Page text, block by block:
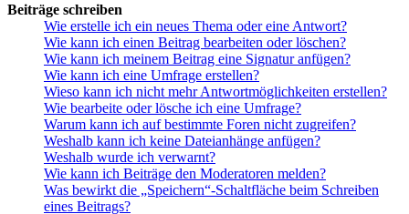
Beiträge schreiben
Wie erstelle ich ein neues Thema oder eine Antwort?
Wie kann ich einen Beitrag bearbeiten oder löschen?
Wie kann ich meinem Beitrag eine Signatur anfügen?
Wie kann ich eine Umfrage erstellen?
Wieso kann ich nicht mehr Antwortmöglichkeiten erstellen?
Wie bearbeite oder lösche ich eine Umfrage?
Warum kann ich auf bestimmte Foren nicht zugreifen?
Weshalb kann ich keine Dateianhänge anfügen?
Weshalb wurde ich verwarnt?
Wie kann ich Beiträge den Moderatoren melden?
Was bewirkt die „Speichern“-Schaltfläche beim Schreiben
eines Beitrags?